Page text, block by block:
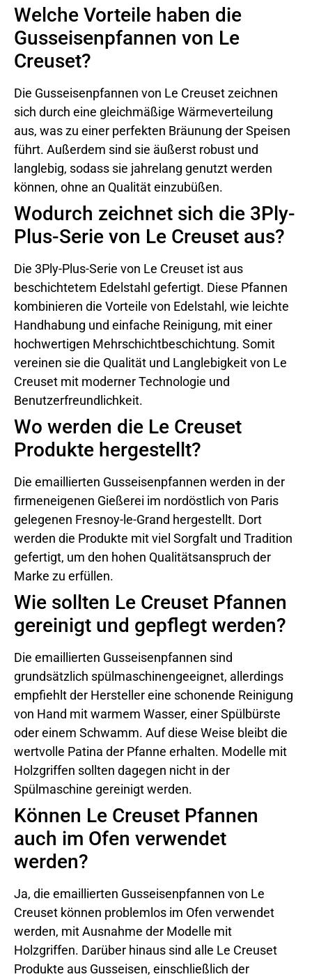
Welche Vorteile haben die
Gusseisenpfannen von Le
Creuset?
Die Gusseisenpfannen von Le Creuset zeichnen
sich durch eine gleichmäßige Wärmeverteilung
aus, was zu einer perfekten Bräunung der Speisen
führt. Außerdem sind sie äußerst robust und
langlebig, sodass sie jahrelang genutzt werden
können, ohne an Qualität einzubüßen.
Wodurch zeichnet sich die 3Ply-
Plus-Serie von Le Creuset aus?
Die 3Ply-Plus-Serie von Le Creuset ist aus
beschichtetem Edelstahl gefertigt. Diese Pfannen
kombinieren die Vorteile von Edelstahl, wie leichte
Handhabung und einfache Reinigung, mit einer
hochwertigen Mehrschichtbeschichtung. Somit
vereinen sie die Qualität und Langlebigkeit von Le
Creuset mit moderner Technologie und
Benutzerfreundlichkeit.
Wo werden die Le Creuset
Produkte hergestellt?
Die emaillierten Gusseisenpfannen werden in der
firmeneigenen Gießerei im nordöstlich von Paris
gelegenen Fresnoy-le-Grand hergestellt. Dort
werden die Produkte mit viel Sorgfalt und Tradition
gefertigt, um den hohen Qualitätsanspruch der
Marke zu erfüllen.
Wie sollten Le Creuset Pfannen
gereinigt und gepflegt werden?
Die emaillierten Gusseisenpfannen sind
grundsätzlich spülmaschinengeeignet, allerdings
empfiehlt der Hersteller eine schonende Reinigung
von Hand mit warmem Wasser, einer Spülbürste
oder einem Schwamm. Auf diese Weise bleibt die
wertvolle Patina der Pfanne erhalten. Modelle mit
Holzgriffen sollten dagegen nicht in der
Spülmaschine gereinigt werden.
Können Le Creuset Pfannen
auch im Ofen verwendet
werden?
Ja, die emaillierten Gusseisenpfannen von Le
Creuset können problemlos im Ofen verwendet
werden, mit Ausnahme der Modelle mit
Holzgriffen. Darüber hinaus sind alle Le Creuset
Produkte aus Gusseisen, einschließlich der